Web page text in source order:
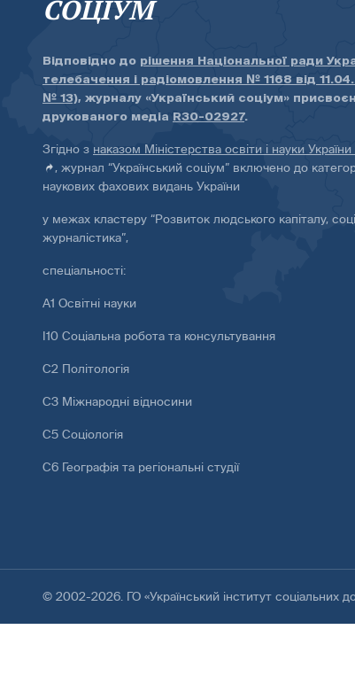
СОЦІУМ
Відповідно до рішення Національної ради
телебачення і радіомовлення № 1168 від
№ 13), журналу «Український соціум»
друкованого медіа R30-02927.
Згідно з наказом Міністерства освіти і науки
, журнал “Український соціум” включено до
наукових фахових видань України
у межах кластеру “Розвиток людського капіталу,
журналістика”,
спеціальності:
А1 Освітні науки
І10 Соціальна робота та консультування
С2 Політологія
С3 Міжнародні відносини
С5 Соціологія
С6 Географія та регіональні студії
© 2002-2026. ГО «Український інститут соціальних